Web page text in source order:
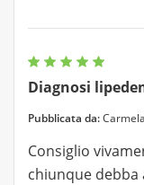
Diagnosi
Pubblicata da:
Consiglio
chiunque